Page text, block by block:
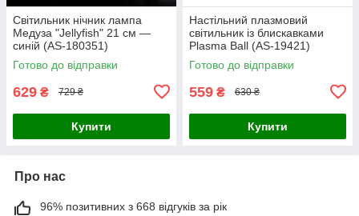
Світильник нічник лампа
Медуза "Jellyfish" 21 см —
синій (AS-180351)
Готово до відправки
629 ₴ 729 ₴
Купити
Настільний плазмовий
світильник із блискавками
Plasma Ball (AS-19421)
Готово до відправки
559 ₴ 630 ₴
Купити
Про нас
96% позитивних з 668 відгуків за рік